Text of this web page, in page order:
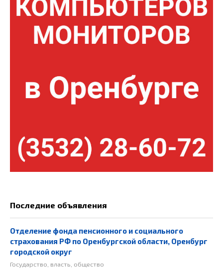
Последние объявления
Отделение фонда пенсионного и социального
страхования РФ по Оренбургской области, Оренбург
городской округ
Государство, власть, общество